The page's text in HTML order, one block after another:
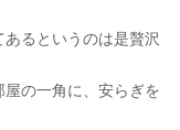
るというのは是贅沢
の一角に、安らぎを